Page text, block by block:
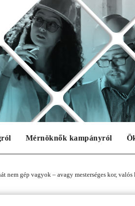
Mérnöknők kampányról
nem gép vagyok – avagy mesterséges kor, valós